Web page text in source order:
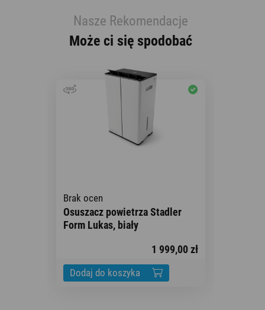
Nasze Rekomendacje
Może ci się spodobać
Brak ocen
Osuszacz powietrza Stadler
Form Lukas, biały
1 999,00 zł
Dodaj do koszyka